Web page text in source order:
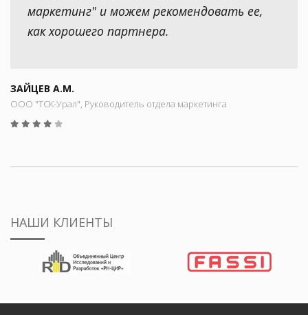
маркетинг" и можем рекомендовать ее,
как хорошего партнера.
ЗАЙЦЕВ А.М.
ООО "ТСК-Урал", Руководитель отдела маркетинга
НАШИ КЛИЕНТЫ